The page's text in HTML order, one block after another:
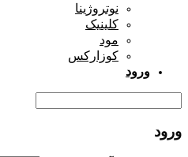
نوتروژینا
کلینیک
مود
کوزارکس
ورود
ورود